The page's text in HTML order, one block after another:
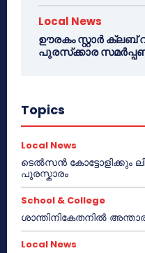
Local News
ഊരകം സ്റ്റാർ ക്ലബ്
പുരസ്‌ക്കാര
Topics
Local News
ടെൽസൻ കോട്ടോളിക്കും
പുരസ്കാരം
School & College
ശാന്തിനികേതനിൽ
Local News